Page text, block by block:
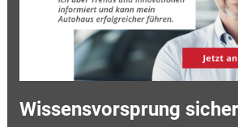
Wissensvorsprung